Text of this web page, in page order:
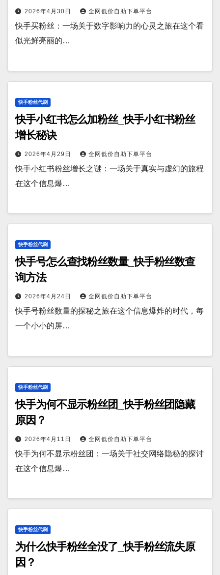
2026年4月30日 全网低价自助下单平台
快手买粉丝：一场关于数字影响力的心灵之旅在这个看
似光鲜亮丽的…
快手粉丝代刷
快手小红书怎么加粉丝_快手小红书粉丝
增长秘诀
2026年4月29日 全网低价自助下单平台
快手小红书粉丝增长之谜：一场关于真实与虚幻的旅程
在这个信息爆…
快手粉丝代刷
快手号怎么查找粉丝数量_快手粉丝数查
询方法
2026年4月24日 全网低价自助下单平台
快手号粉丝数量的探秘之旅在这个信息爆炸的时代，每
一个小小的屏…
快手粉丝代刷
快手为何不显示粉丝团_快手粉丝团隐藏
原因？
2026年4月11日 全网低价自助下单平台
快手为何不显示粉丝团：一场关于社交网络隐秘的探讨
在这个信息爆…
快手粉丝代刷
为什么快手粉丝全没了_快手粉丝流失原
因？